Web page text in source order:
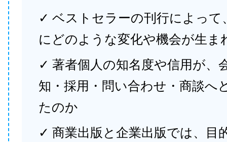
✓ ベストセラーの刊行によって
にどのような変化や機会が生ま
✓ 著者個人の知名度や信用が、
知・採用・問い合わせ・商談へ
たのか
✓ 商業出版と企業出版では、目